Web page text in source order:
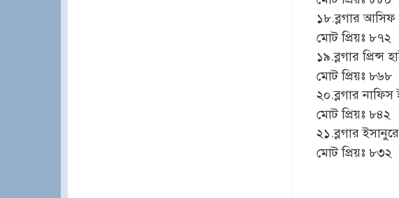
১৮.ব্লগার
মোট প্রিয়ঃ ৮৭২
১৯.ব্লগার প্রিন্স
মোট প্রিয়ঃ ৮৬৮
২০.ব্লগার
মোট প্রিয়ঃ ৮৪২
২১.ব্লগার
মোট প্রিয়ঃ ৮৩২